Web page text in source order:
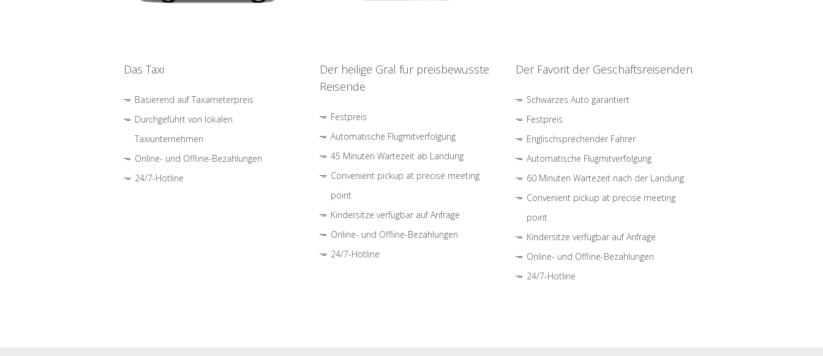
Das Taxi
Basierend auf Taxameterpreis
Durchgeführt von lokalen
Taxiunternehmen
Online- und Offline-Bezahlungen
24/7-Hotline
Der heilige Gral für preisbewusste
Reisende
Festpreis
Automatische Flugmitverfolgung
45 Minuten Wartezeit ab Landung
Convenient pickup at precise meeting
point
Kindersitze verfügbar auf Anfrage
Online- und Offline-Bezahlungen
24/7-Hotline
Der Favorit der Geschäftsreisenden
Schwarzes Auto garantiert
Festpreis
Englischsprechender Fahrer
Automatische Flugmitverfolgung
60 Minuten Wartezeit nach der Landung
Convenient pickup at precise meeting
point
Kindersitze verfügbar auf Anfrage
Online- und Offline-Bezahlungen
24/7-Hotline